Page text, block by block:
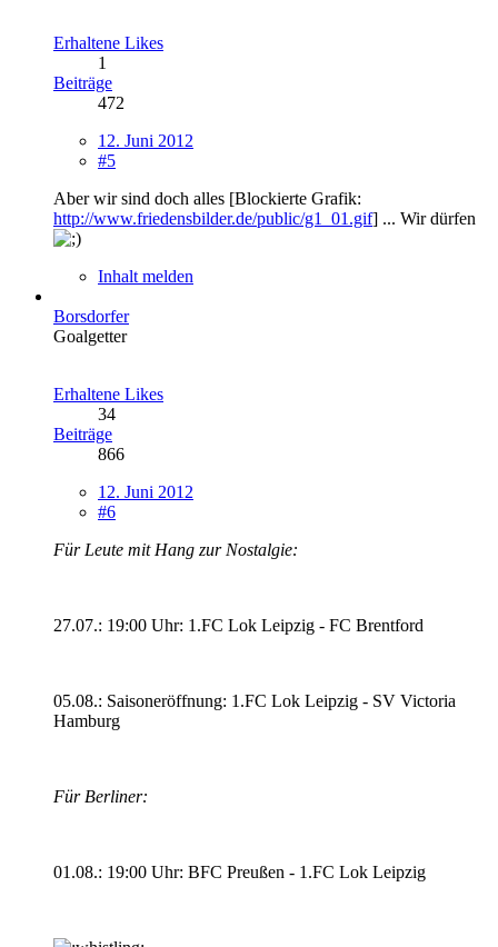
Erhaltene Likes
1
Beiträge
472
12. Juni 2012
#5
Aber wir sind doch alles [Blockierte Grafik:
http://www.friedensbilder.de/public/g1_01.gif] ... Wir dürfen
Inhalt melden
Borsdorfer
Goalgetter
Erhaltene Likes
34
Beiträge
866
12. Juni 2012
#6
Für Leute mit Hang zur Nostalgie:
27.07.: 19:00 Uhr: 1.FC Lok Leipzig - FC Brentford
05.08.: Saisoneröffnung: 1.FC Lok Leipzig - SV Victoria
Hamburg
Für Berliner:
01.08.: 19:00 Uhr: BFC Preußen - 1.FC Lok Leipzig